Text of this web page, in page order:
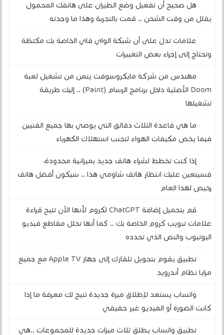
هل صحيح أن تفعيل وضع الطيران على هاتفك المحمول
يقلل من وقت الشحن .. قمت بالتجربة وهذا ما وجدته
علامات تدل على أن شبكة الواي فاي الخاصة بك مكتظة
وتحتاج إلى إجراء بعض التغييرات
مهندس من شركة مايكروسوفت يتمن من تشغيل لعبة
Doom الأصلية داخل برنامج الرسام (Paint) .. إليك طريقة
تشغيلها
ما هي قاعدة الثلاث دقائق التي يوصي بها جميع الفنيين
فيما يخص مكيفات الهواء لتجنب استهلاك الكهرباء
إذا كنت تخطط لشراء هاتف جديد بميزانية محدودة،
فسيتعين عليك انتظار هاتف شاومي هذا .. سيكون أفضل هاتف
رخيص لهذا العام
قم بتحميل إضافة ChatGPT لكروم لأنها الآن تتيح قراءة
علامات تبويب كروم الخاصة بك .. كما أنها تحلل مقاطع فيديو
اليوتيوب والنص الذي تحدده
تطبيق يقوم بتحويل تلفازك إلى جهاز Apple TV مع جميع
مزايا نظام أندرويد
واتساب يستعد لإطلاق ميزة جديدة تتيح لك معرفة ما إذا
كانت الصورة أو الفيديو غير حقيقي
تطبيق واتساب يطلق ثلاث ميزات جديدة للمجموعات ..هي